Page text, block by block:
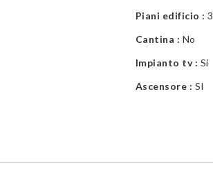
Piani edificio :3
Cantina : No
Impianto tv : Si
Ascensore : SI